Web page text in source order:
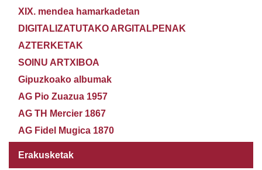
XIX. mendea hamarkadetan
DIGITALIZATUTAKO ARGITALPENAK
AZTERKETAK
SOINU ARTXIBOA
Gipuzkoako albumak
AG Pio Zuazua 1957
AG TH Mercier 1867
AG Fidel Mugica 1870
Erakusketak